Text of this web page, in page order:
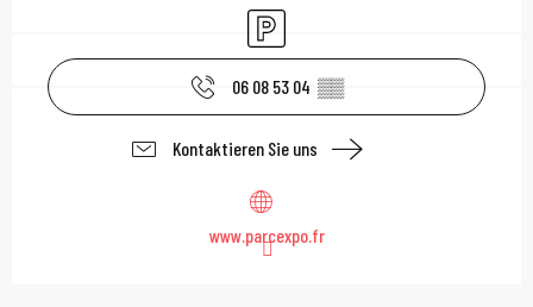
Parkplatz
06 08 53 04 ▒▒
Kontaktieren Sie uns
www.parcexpo.fr